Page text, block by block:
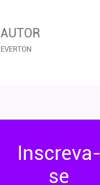
AUTOR
EVERTON
Inscreva-
se